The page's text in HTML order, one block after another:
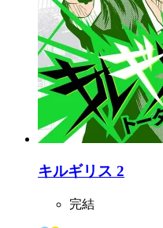
キルギリス 2
完結